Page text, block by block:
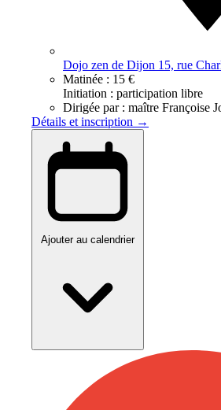
Dojo zen de Dijon 15, rue
Matinée : 15 €
Initiation : participation libre
Dirigée par : maître Françoise
Détails et inscription →
Ajouter au calendrier